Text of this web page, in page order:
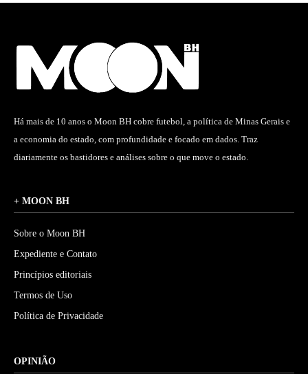
Há mais de 10 anos o Moon BH cobre futebol, a política de Minas Gerais e
a economia do estado, com profundidade e focado em dados. Traz
diariamente os bastidores e análises sobre o que move o estado.
+ MOON BH
Sobre o Moon BH
Expediente e Contato
Princípios editoriais
Termos de Uso
Política de Privacidade
OPINIÃO